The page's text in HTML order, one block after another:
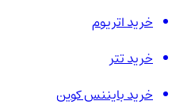
خرید اتریوم
خرید تتر
خرید بایننس کوین